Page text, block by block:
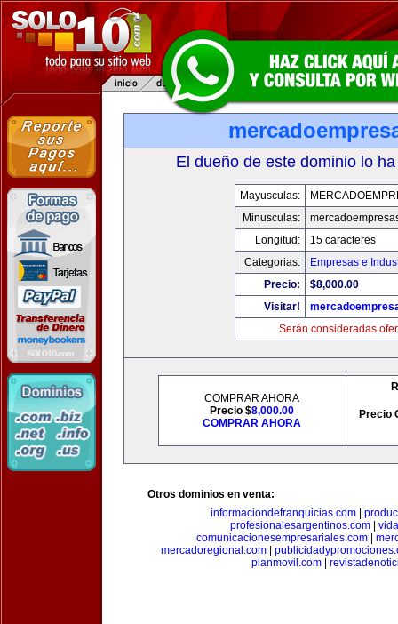
El dueño de este dominio lo
Mayusculas:
Minusculas:
Longitud:
15 caracteres
Categorias:
Empresas e
Precio:
$8,000.00
Visitar!
Serán consideradas
COMPRAR AHORA
Precio $8,000.00
COMPRAR AHORA
Precio
Otros dominios en venta:
informaciondefranquicias.com
profesionalesargentinos.com|
comunicacionesempresariales.com
mercadoregional.com
planmovil.com